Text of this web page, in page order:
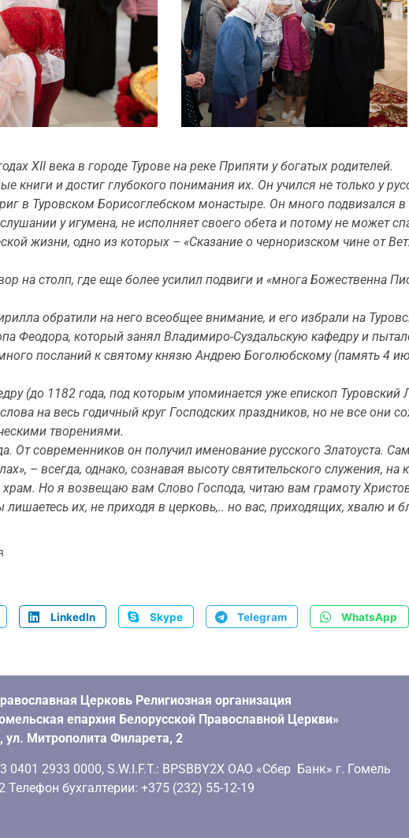
XII века в городе Турове на реке Припяти у богатых родителей.
и достиг глубокого понимания их. Он учился не только у
в Туровском Борисоглебском монастыре. Он много подвизался
у игумена, не исполняет своего обета и потому не может
жизни, одно из которых – «Сказание о черноризском чине от
на столп, где еще более усилил подвиги и «многа Божественна
обратили на него всеобщее внимание, и его избрали на
Феодора, который занял Владимиро-Суздальскую кафедру и
посланий к святому князю Андрею Боголюбскому (память 4
(до 1182 года, под которым упоминается уже епископ Туровский
на весь годичный круг Господских праздников, но не все они
творениями.
От современников он получил именование русского Златоуста.
– всегда, однако, сознавая высоту святительского служения, на
Но я возвещаю вам Слово Господа, читаю вам грамоту
их, не приходя в церковь,.. но вас, приходящих, хвалю и
LinkedIn Skype Telegram WhatsApp
Церковь Религиозная организация
епархия Белорусской Православной Церкви»
ул. Митрополита Филарета, 2
2933 0000, S.W.I.F.T.: BPSBBY2X ОАО «Сбер Банк» г. Гомель
бухгалтерии: +375 (232) 55-12-19